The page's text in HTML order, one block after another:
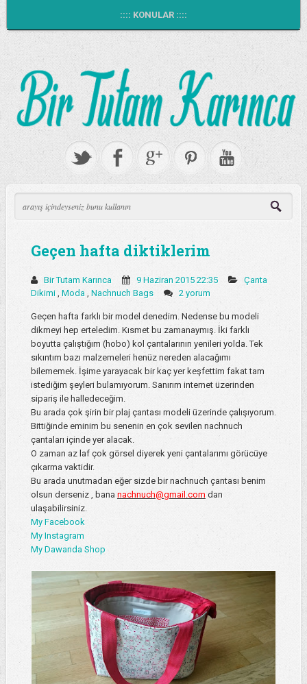
:::: KONULAR ::::
Geçen hafta diktiklerim
Bir Tutam Karınca 9 Haziran 2015 22:35
Çanta
Dikimi Moda Nachnuch Bags 2 yorum
Geçen hafta farklı bir model denedim. Nedense bu modeli
dikmeyi hep erteledim. Kısmet bu zamanaymış. İki farklı
boyutta çalıştığım (hobo) kol çantalarının yenileri yolda. Tek
sıkıntım bazı malzemeleri henüz nereden alacağımı
bilememek. İşime yarayacak bir kaç yer keşfettim fakat tam
istediğim şeyleri bulamıyorum. Sanırım internet üzerinden
sipariş ile halledeceğim.
Bu arada çok şirin bir plaj çantası modeli üzerinde çalışıyorum.
Bittiğinde eminim bu senenin en çok sevilen nachnuch
çantaları içinde yer alacak.
O zaman az laf çok görsel diyerek yeni çantalarımı görücüye
çıkarma vaktidir.
Bu arada unutmadan eğer sizde bir nachnuch çantası benim
olsun derseniz , bana nachnuch@gmail.com dan
ulaşabilirsiniz.
My Facebook
My Instagram
My Dawanda Shop